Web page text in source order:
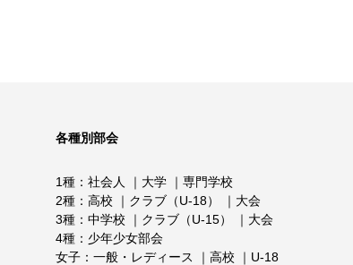
各種別部会
1種 社会人 大学
専門学校
2種
高校 クラブ（U-18）
大会
3種
中学校 クラブ（U-15）
大会
4種
少年少女部会
女子
一般・レディース 高校 U-18